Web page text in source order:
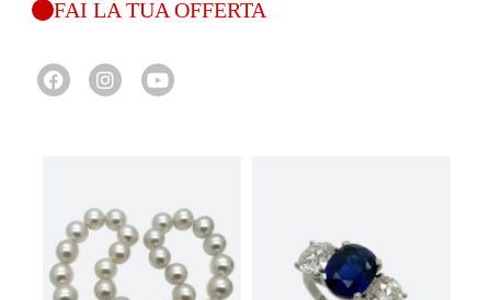
FAI LA TUA OFFERTA